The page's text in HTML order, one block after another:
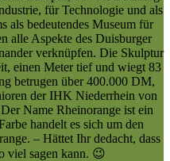
für Technologie und als
als bedeutendes Museum für
alle Aspekte des Duisburger
verknüpfen. Die Skulptur
einen Meter tief und wiegt 83
betrugen über 400.000 DM,
der IHK Niederrhein von
Name Rheinorange ist ein
handelt es sich um den
– Hättet Ihr dedacht, dass
viel sagen kann. 😉